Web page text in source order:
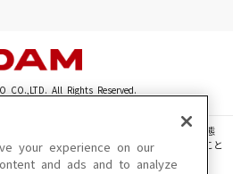
CO.,LTD. All Rights Reserved.
章・画像・写真・動画・音声等を、手段や形態
えて無断で複製、転載、ファイル化などすること
your experience on our
and ads and to analyze